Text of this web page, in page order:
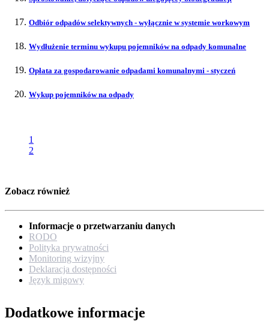
Odbiór odpadów selektywnych - wyłącznie w systemie workowym
Wydłużenie terminu wykupu pojemników na odpady komunalne
Opłata za gospodarowanie odpadami komunalnymi - styczeń
Wykup pojemników na odpady
1
2
Zobacz również
Informacje o przetwarzaniu danych
RODO
Polityka prywatności
Monitoring wizyjny
Deklaracja dostępności
Język migowy
Dodatkowe informacje